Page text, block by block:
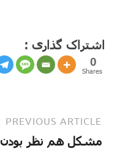
اشتراک گذاری :
0
Shares
PREVIOUS ARTICLE
مشکل هم نظر بودن